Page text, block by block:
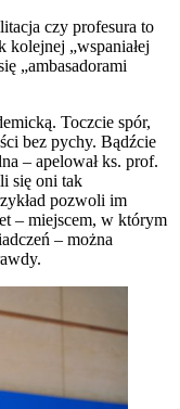
czy profesura to
„wspaniałej
„ambasadorami
Toczcie spór,
bez pychy. Bądźcie
– apelował ks. prof.
się oni tak
pozwoli im
– miejscem, w którym
– można